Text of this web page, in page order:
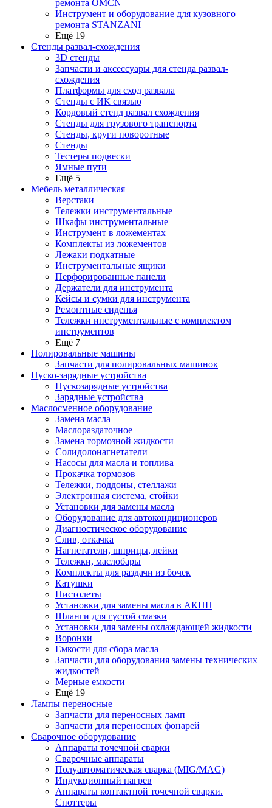
ремонта OMCN
Инструмент и оборудование для кузовного
ремонта STANZANI
Ещё 19
Стенды развал-схождения
3D стенды
Запчасти и аксессуары для стенда развал-
схождения
Платформы для сход развала
Стенды с ИК связью
Кордовый стенд развал схождения
Стенды для грузового транспорта
Стенды, круги поворотные
Стенды
Тестеры подвески
Ямные пути
Ещё 5
Мебель металлическая
Верстаки
Тележки инструментальные
Шкафы инструментальные
Инструмент в ложементах
Комплекты из ложементов
Лежаки подкатные
Инструментальные ящики
Перфорированные панели
Держатели для инструмента
Кейсы и сумки для инструмента
Ремонтные сиденья
Тележки инструментальные с комплектом
инструментов
Ещё 7
Полировальные машины
Запчасти для полировальных машинок
Пуско-зарядные устройства
Пускозарядные устройства
Зарядные устройства
Маслосменное оборудование
Замена масла
Маслораздаточное
Замена тормозной жидкости
Солидолонагнетатели
Насосы для масла и топлива
Прокачка тормозов
Тележки, поддоны, стеллажи
Электронная система, стойки
Установки для замены масла
Оборудование для автокондиционеров
Диагностическое оборудование
Слив, откачка
Нагнетатели, шприцы, лейки
Тележки, маслобары
Комплекты для раздачи из бочек
Катушки
Пистолеты
Установки для замены масла в АКПП
Шланги для густой смазки
Установки для замены охлаждающей жидкости
Воронки
Емкости для сбора масла
Запчасти для оборудования замены технических
жидкостей
Мерные емкости
Ещё 19
Лампы переносные
Запчасти для переносных ламп
Запчасти для переносных фонарей
Сварочное оборудование
Аппараты точечной сварки
Сварочные аппараты
Полуавтоматическая сварка (MIG/MAG)
Индукционный нагрев
Аппараты контактной точечной сварки.
Споттеры